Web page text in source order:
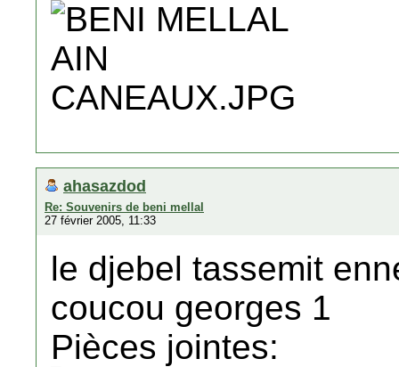
ahasazdod
Re: Souvenirs de beni mellal
27 février 2005, 11:33
le djebel tassemit
coucou georges 1
Pièces jointes: